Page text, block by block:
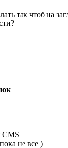
так чтоб на
CMS
не все )